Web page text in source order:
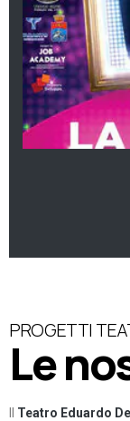
PROGETTI
Le
Teatro Eduardo